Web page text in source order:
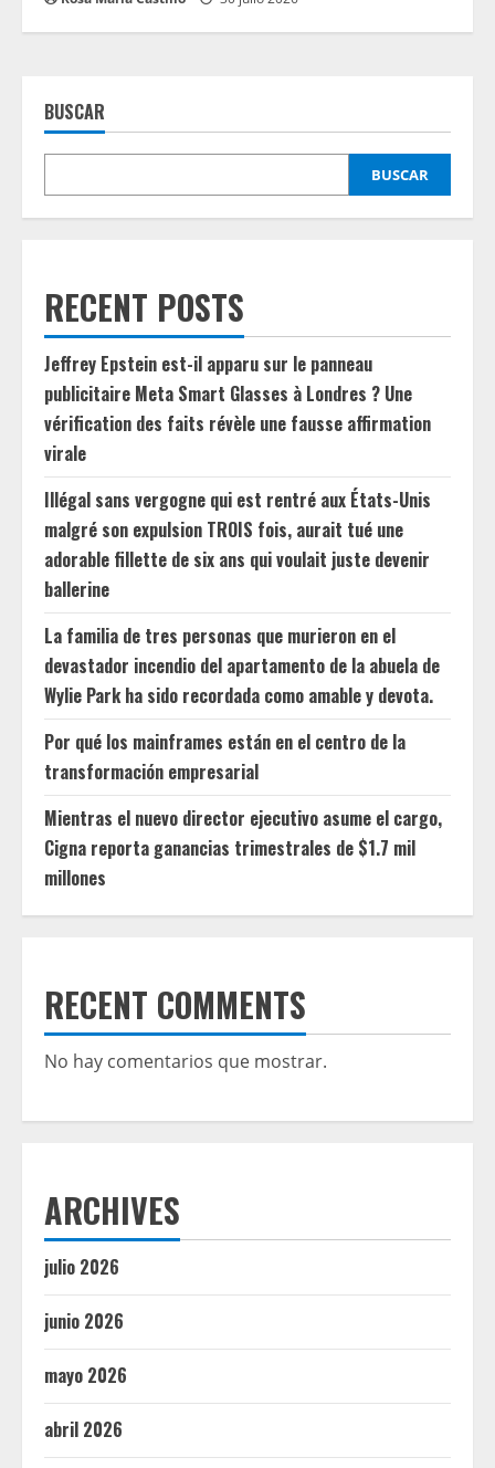
BUSCAR
BUSCAR
RECENT POSTS
Jeffrey Epstein est-il apparu sur le panneau
publicitaire Meta Smart Glasses à Londres ? Une
vérification des faits révèle une fausse affirmation
virale
Illégal sans vergogne qui est rentré aux États-Unis
malgré son expulsion TROIS fois, aurait tué une
adorable fillette de six ans qui voulait juste devenir
ballerine
La familia de tres personas que murieron en el
devastador incendio del apartamento de la abuela de
Wylie Park ha sido recordada como amable y devota.
Por qué los mainframes están en el centro de la
transformación empresarial
Mientras el nuevo director ejecutivo asume el cargo,
Cigna reporta ganancias trimestrales de $1.7 mil
millones
RECENT COMMENTS
No hay comentarios que mostrar.
ARCHIVES
julio 2026
junio 2026
mayo 2026
abril 2026